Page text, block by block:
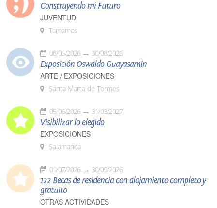
Construyendo mi Futuro
JUVENTUD
Tamames
08/05/2026 30/08/2026
Exposición Oswaldo Guayasamín
ARTE / EXPOSICIONES
Santa Marta de Tormes
05/06/2026 31/03/2027
Visibilizar lo elegido
EXPOSICIONES
Salamanca
01/07/2026 30/09/2026
122 Becas de residencia con alojamiento completo y
gratuito
OTRAS ACTIVIDADES